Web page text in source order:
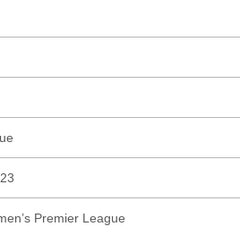
Premier League